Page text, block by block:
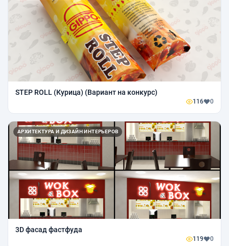
STEP ROLL (Курица) (Вариант на конкурс)
116 0
АРХИТЕКТУРА И ДИЗАЙН ИНТЕРЬЕРОВ
3D фасад фастфуда
119 0